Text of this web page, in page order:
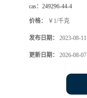
cas： 249296-44-4
价格： ￥1/千克
发布日期： 2023-08-11
更新日期： 2026-08-07